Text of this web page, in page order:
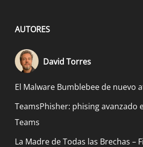
AUTORES
David Torres
El Malware Bumblebee de nuevo
TeamsPhisher: phising avanzado
Teams
La Madre de Todas las Brechas –